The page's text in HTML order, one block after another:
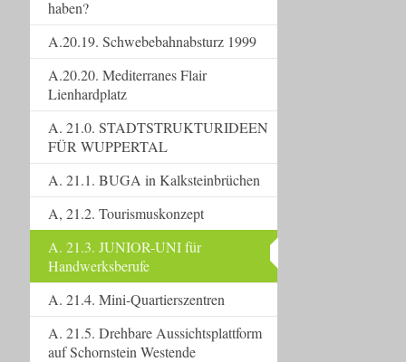
haben?
A.20.19. Schwebebahnabsturz 1999
A.20.20. Mediterranes Flair
Lienhardplatz
A. 21.0. STADTSTRUKTURIDEEN
FÜR WUPPERTAL
A. 21.1. BUGA in Kalksteinbrüchen
A, 21.2. Tourismuskonzept
A. 21.3. JUNIOR-UNI für
Handwerksberufe
A. 21.4. Mini-Quartierszentren
A. 21.5. Drehbare Aussichtsplattform
auf Schornstein Westende